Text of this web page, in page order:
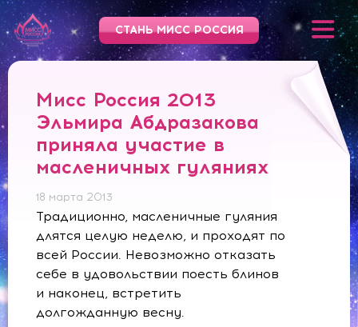
СТАНЬ МИСС РОССИЯ
Мисс Россия 2013
Эльмира Абдразакова
приняла участие в
масленичных гуляниях
18 марта 2013
Традиционно, масленичные гуляния
длятся целую неделю, и проходят по
всей России. Невозможно отказать
себе в удовольствии поесть блинов
и наконец, встретить
долгожданную весну.